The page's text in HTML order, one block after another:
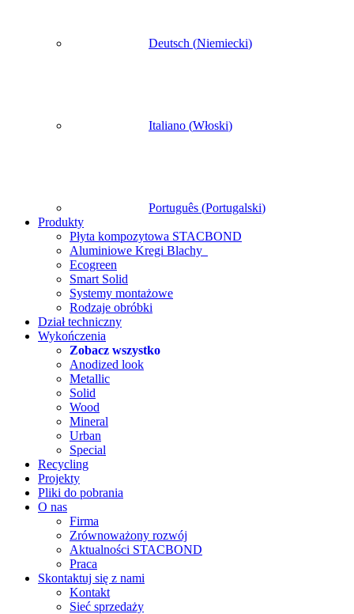
Deutsch (Niemiecki)
Italiano (Włoski)
Português (Portugalski)
Produkty
Płyta kompozytowa STACBOND
Aluminiowe Kregi Blachy
Ecogreen
Smart Solid
Systemy montażowe
Rodzaje obróbki
Dział techniczny
Wykończenia
Zobacz wszystko
Anodized look
Metallic
Solid
Wood
Mineral
Urban
Special
Recycling
Projekty
Pliki do pobrania
O nas
Firma
Zrównoważony rozwój
Aktualności STACBOND
Praca
Skontaktuj się z nami
Kontakt
Sieć sprzedaży